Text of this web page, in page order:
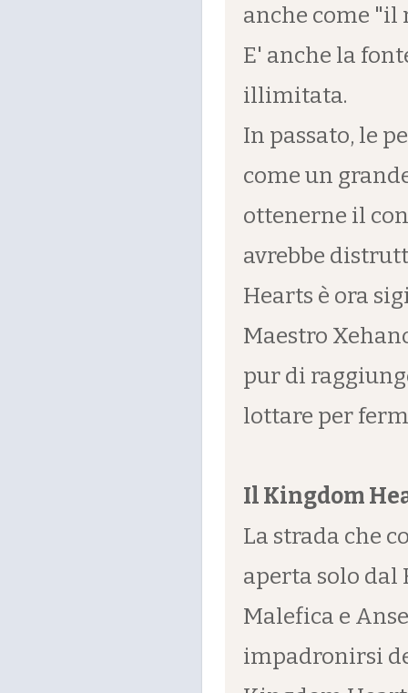
anche come "il
E' anche la
illimitata.
In passato, le
come un
ottenerne il
avrebbe
Hearts è ora
Maestro
pur di
lottare per
Il Kingdom
La strada che
aperta solo dal
Malefica e
impadronirsi